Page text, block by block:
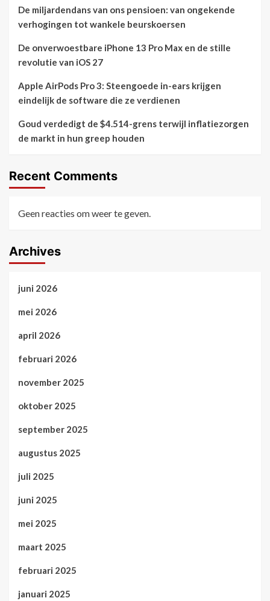
De miljardendans van ons pensioen: van ongekende
verhogingen tot wankele beurskoersen
De onverwoestbare iPhone 13 Pro Max en de stille
revolutie van iOS 27
Apple AirPods Pro 3: Steengoede in-ears krijgen
eindelijk de software die ze verdienen
Goud verdedigt de $4.514-grens terwijl inflatiezorgen
de markt in hun greep houden
Recent Comments
Geen reacties om weer te geven.
Archives
juni 2026
mei 2026
april 2026
februari 2026
november 2025
oktober 2025
september 2025
augustus 2025
juli 2025
juni 2025
mei 2025
maart 2025
februari 2025
januari 2025